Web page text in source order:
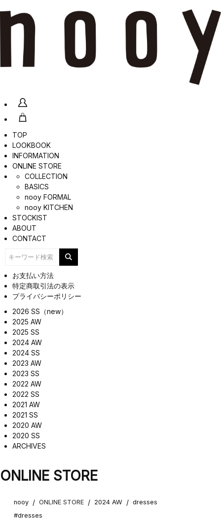
TOP
LOOKBOOK
INFORMATION
ONLINE STORE
COLLECTION
BASICS
nooy FORMAL
nooy KITCHEN
STOCKIST
ABOUT
CONTACT
お支払い方法
特定商取引法の表示
プライバシーポリシー
2026 SS（new）
2025 AW
2025 SS
2024 AW
2024 SS
2023 AW
2023 SS
2022 AW
2022 SS
2021 AW
2021 SS
2020 AW
2020 SS
ARCHIVES
ONLINE STORE
nooy / ONLINE STORE / 2024 AW / dresses
#dresses